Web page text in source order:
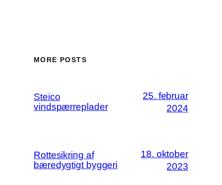
MORE POSTS
Steico
vindspærreplader
25. februar
2024
Rottesikring af
bæredygtigt byggeri
18. oktober
2023